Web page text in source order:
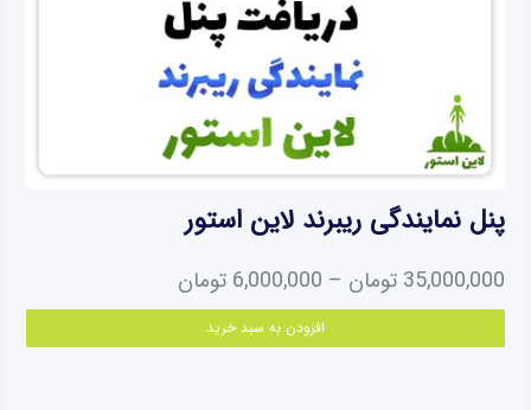
پنل نمایندگی ریبرند لاین استور
35,000,000 تومان –
6,000,000 تومان
range:
6,000,000 تومان
افزودن به سبد خرید
این